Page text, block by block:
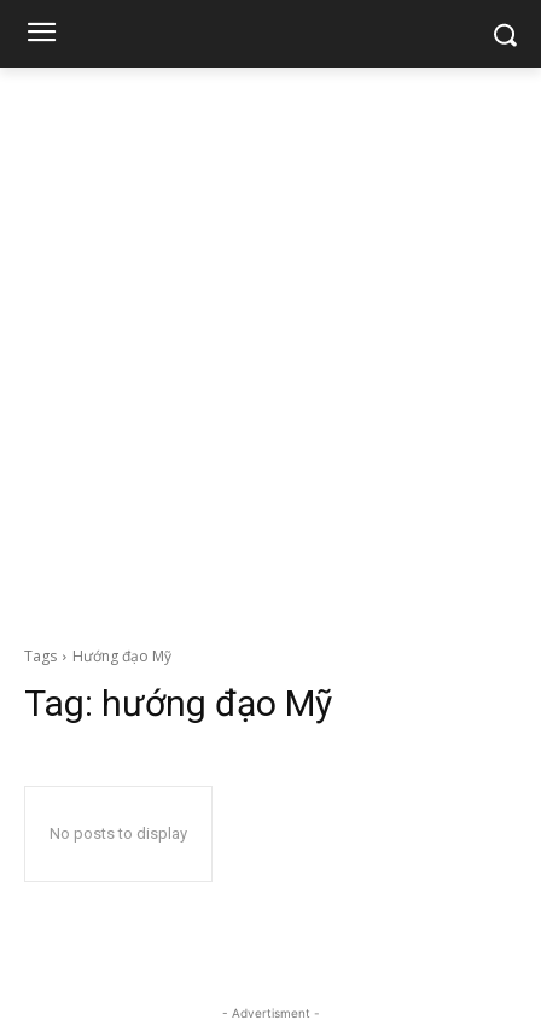
Tags Hướng đạo Mỹ
Tag: hướng đạo Mỹ
No posts to display
- Advertisment -